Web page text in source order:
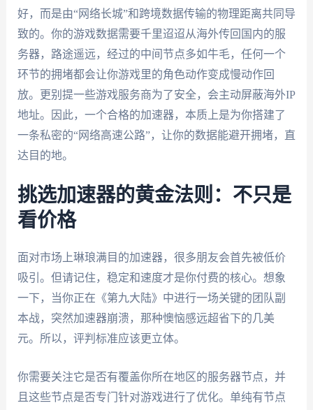
好，而是由“网络长城”和跨境数据传输的物理距离共同导
致的。你的游戏数据需要千里迢迢从海外传回国内的服
务器，路途遥远，经过的中间节点多如牛毛，任何一个
环节的拥堵都会让你游戏里的角色动作变成慢动作回
放。更别提一些游戏服务商为了安全，会主动屏蔽海外IP
地址。因此，一个合格的加速器，本质上是为你搭建了
一条私密的“网络高速公路”，让你的数据能避开拥堵，直
达目的地。
挑选加速器的黄金法则：不只是
看价格
面对市场上琳琅满目的加速器，很多朋友会首先被低价
吸引。但请记住，稳定和速度才是你付费的核心。想象
一下，当你正在《第九大陆》中进行一场关键的团队副
本战，突然加速器崩溃，那种懊恼感远超省下的几美
元。所以，评判标准应该更立体。
你需要关注它是否有覆盖你所在地区的服务器节点，并
且这些节点是否专门针对游戏进行了优化。单纯有节点